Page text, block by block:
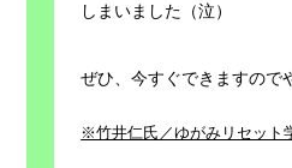
しまいました（泣）
ぜひ、今すぐできますので
※竹井仁氏／ゆがみリセット